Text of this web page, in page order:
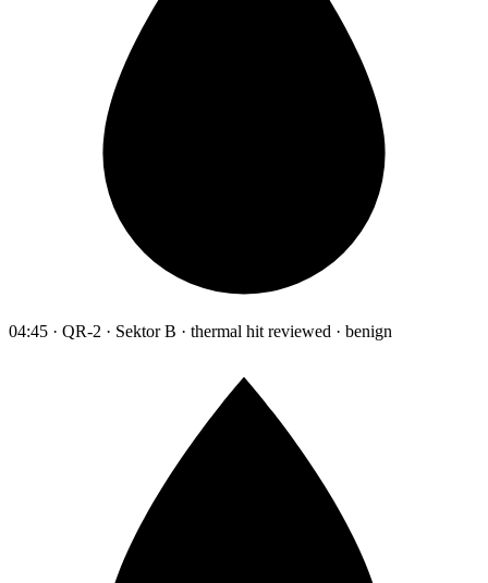
04:45 · QR-2 · Sektor B · thermal hit reviewed · benign